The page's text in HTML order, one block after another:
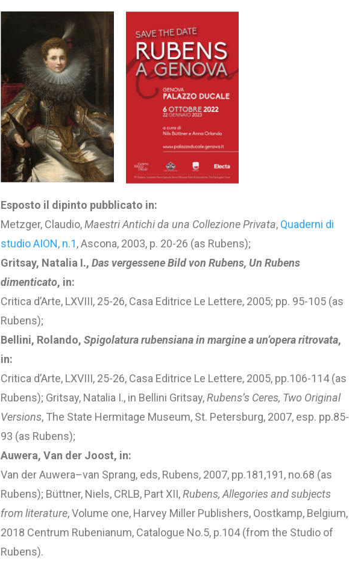
Esposto il dipinto pubblicato in:
Metzger, Claudio,Maestri Antichi da una Collezione Privata, Quaderni di
studio AION, n.1, Ascona, 2003, p. 20-26 (as Rubens);
Gritsay, Natalia I.,Das vergessene Bild von Rubens, Un Rubens
dimenticato, in:
Critica d’Arte, LXVIII, 25-26, Casa Editrice Le Lettere, 2005; pp. 95-105 (as
Rubens);
Bellini, Rolando,Spigolatura rubensiana in margine a un’opera ritrovata,
in:
Critica d’Arte, LXVIII, 25-26, Casa Editrice Le Lettere, 2005, pp.106-114 (as
Rubens); Gritsay, Natalia I., in Bellini Gritsay,Rubens’s Ceres, Two Original
Versions, The State Hermitage Museum, St. Petersburg, 2007, esp. pp.85-
93 (as Rubens);
Auwera, Van der Joost, in:
Van der Auwera–van Sprang, eds, Rubens, 2007, pp.181,191, no.68 (as
Rubens); Büttner, Niels, CRLB, Part XII,Rubens, Allegories and subjects
from literature, Volume one, Harvey Miller Publishers, Oostkamp, Belgium,
2018 Centrum Rubenianum, Catalogue No.5, p.104 (from the Studio of
Rubens).